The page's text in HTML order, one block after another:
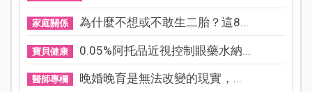
家庭關係 為什麼不想或不敢生二胎？這8...
寶貝健康 0.05%阿托品近視控制眼藥水納...
醫師專欄 晚婚晚育是無法改變的現實，...